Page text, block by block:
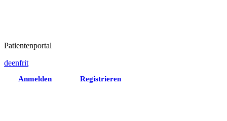
Patientenportal
deenfrit
Anmelden Registrieren